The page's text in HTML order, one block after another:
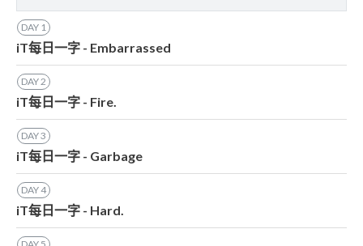
DAY 1
iT每日一字 - Embarrassed
DAY2
iT每日一字 - Fire.
DAY3
iT每日一字 - Garbage
DAY4
iT每日一字 - Hard.